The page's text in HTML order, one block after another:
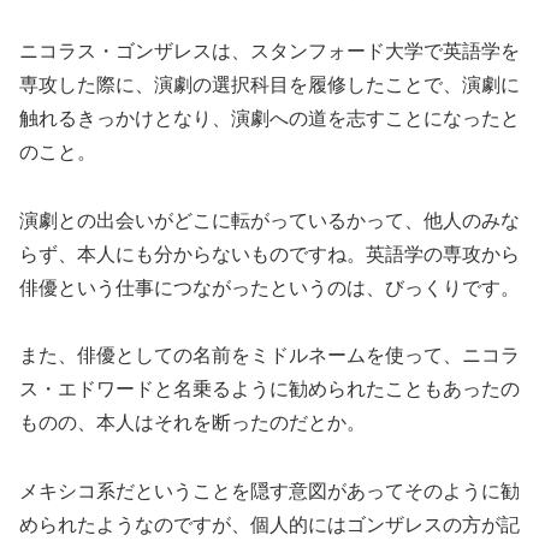
ニコラス・ゴンザレスは、スタンフォード大学で英語学を
専攻した際に、演劇の選択科目を履修したことで、演劇に
触れるきっかけとなり、演劇への道を志すことになったと
のこと。
演劇との出会いがどこに転がっているかって、他人のみな
らず、本人にも分からないものですね。英語学の専攻から
俳優という仕事につながったというのは、びっくりです。
また、俳優としての名前をミドルネームを使って、ニコラ
ス・エドワードと名乗るように勧められたこともあったの
ものの、本人はそれを断ったのだとか。
メキシコ系だということを隠す意図があってそのように勧
められたようなのですが、個人的にはゴンザレスの方が記